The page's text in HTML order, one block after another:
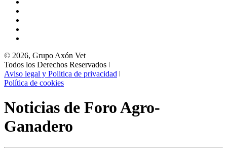
© 2026, Grupo Axón Vet
Todos los Derechos Reservados ǀ
Aviso legal y Politica de privacidad ǀ
Política de cookies
Noticias de Foro Agro-
Ganadero